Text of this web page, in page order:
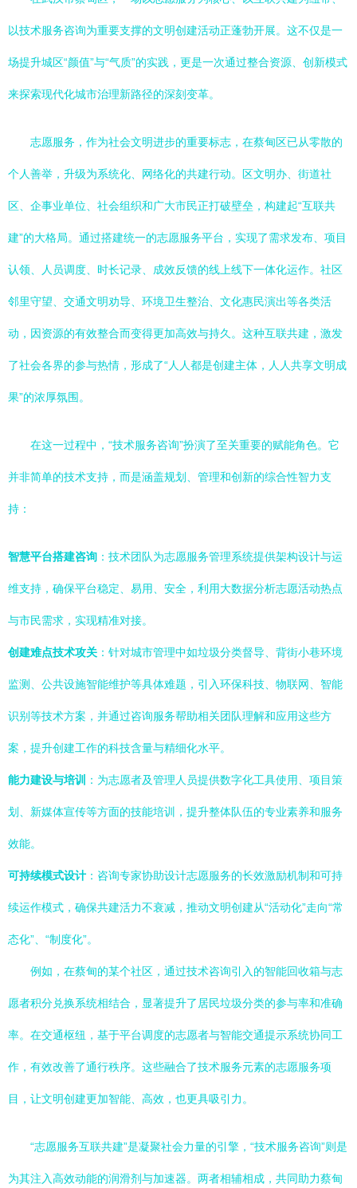
以技术服务咨询为重要支撑的文明创建活动正蓬勃开展。这不仅是一
场提升城区“颜值”与“气质”的实践，更是一次通过整合资源、创新模式
来探索现代化城市治理新路径的深刻变革。
志愿服务，作为社会文明进步的重要标志，在蔡甸区已从零散的
个人善举，升级为系统化、网络化的共建行动。区文明办、街道社
区、企事业单位、社会组织和广大市民正打破壁垒，构建起“互联共
建”的大格局。通过搭建统一的志愿服务平台，实现了需求发布、项目
认领、人员调度、时长记录、成效反馈的线上线下一体化运作。社区
邻里守望、交通文明劝导、环境卫生整治、文化惠民演出等各类活
动，因资源的有效整合而变得更加高效与持久。这种互联共建，激发
了社会各界的参与热情，形成了“人人都是创建主体，人人共享文明成
果”的浓厚氛围。
在这一过程中，“技术服务咨询”扮演了至关重要的赋能角色。它
并非简单的技术支持，而是涵盖规划、管理和创新的综合性智力支
持：
智慧平台搭建咨询 ：技术团队为志愿服务管理系统提供架构设计与运
维支持，确保平台稳定、易用、安全，利用大数据分析志愿活动热点
与市民需求，实现精准对接。
创建难点技术攻关 ：针对城市管理中如垃圾分类督导、背街小巷环境
监测、公共设施智能维护等具体难题，引入环保科技、物联网、智能
识别等技术方案，并通过咨询服务帮助相关团队理解和应用这些方
案，提升创建工作的科技含量与精细化水平。
能力建设与培训 ：为志愿者及管理人员提供数字化工具使用、项目策
划、新媒体宣传等方面的技能培训，提升整体队伍的专业素养和服务
效能。
可持续模式设计 ：咨询专家协助设计志愿服务的长效激励机制和可持
续运作模式，确保共建活力不衰减，推动文明创建从“活动化”走向“常
态化”、“制度化”。
例如，在蔡甸的某个社区，通过技术咨询引入的智能回收箱与志
愿者积分兑换系统相结合，显著提升了居民垃圾分类的参与率和准确
率。在交通枢纽，基于平台调度的志愿者与智能交通提示系统协同工
作，有效改善了通行秩序。这些融合了技术服务元素的志愿服务项
目，让文明创建更加智能、高效，也更具吸引力。
“志愿服务互联共建”是凝聚社会力量的引擎，“技术服务咨询”则是
为其注入高效动能的润滑剂与加速器。两者相辅相成，共同助力蔡甸